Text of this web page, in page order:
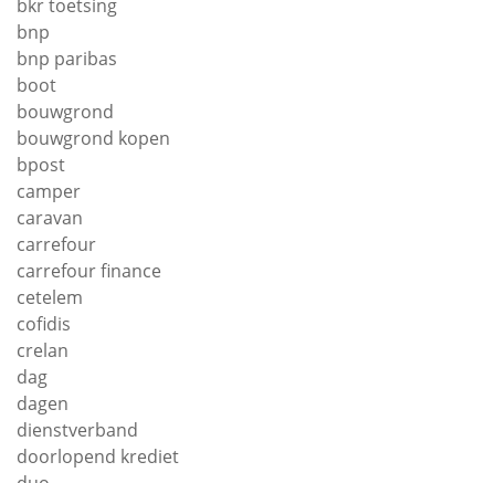
bkr toetsing
bnp
bnp paribas
boot
bouwgrond
bouwgrond kopen
bpost
camper
caravan
carrefour
carrefour finance
cetelem
cofidis
crelan
dag
dagen
dienstverband
doorlopend krediet